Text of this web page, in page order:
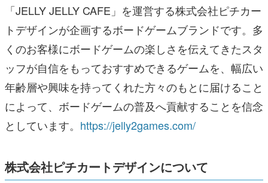
「JELLY JELLY CAFE」を運営する株式会社ピチカー
トデザインが企画するボードゲームブランドです。多
くのお客様にボードゲームの楽しさを伝えてきたスタ
ッフが自信をもっておすすめできるゲームを、幅広い
年齢層や興味を持ってくれた方々のもとに届けること
によって、ボードゲームの普及へ貢献することを信念
としています。 https://jelly2games.com/
株式会社ピチカートデザインについて